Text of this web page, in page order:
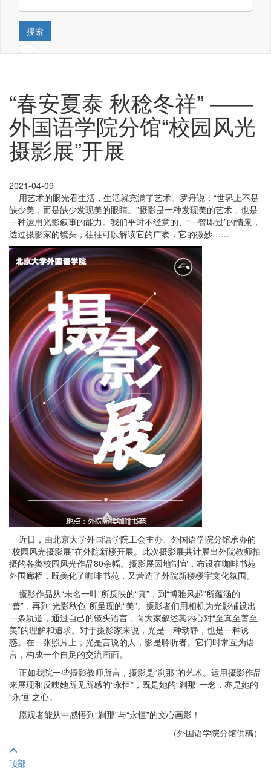
搜索
“春安夏泰 秋稔冬祥” ——
外国语学院分馆“校园风光
摄影展”开展
2021-04-09
用艺术的眼光看生活，生活就充满了艺术。罗丹说：“世界上不是
缺少美，而是缺少发现美的眼睛。”摄影是一种发现美的艺术，也是
一种运用光影叙事的能力。我们平时不经意的、“一瞥即过”的情景，
透过摄影家的镜头，往往可以解读它的广袤，它的微妙……
近日，由北京大学外国语学院工会主办、外国语学院分馆承办的
“校园风光摄影展”在外院新楼开展。此次摄影展共计展出外院教师拍
摄的各类校园风光作品80余幅。摄影展因地制宜，布设在咖啡书苑
外围廊桥，既美化了咖啡书苑，又营造了外院新楼楼宇文化氛围。
摄影作品从“未名一叶”所反映的“真”，到“博雅风起”所蕴涵的
“善”，再到“光影秋色”所呈现的“美”。摄影者们用相机为光影铺设出
一条轨道，通过自己的镜头语言，向大家叙述其内心对“至真至善至
美”的理解和追求。对于摄影家来说，光是一种动静，也是一种诱
惑。在一张照片上，光是言说的人，影是聆听者。它们时常互为语
言，构成一个自足的交流画面。
正如我院一些摄影教师所言，摄影是“刹那”的艺术。运用摄影作品
来展现和反映她所见所感的“永恒”，既是她的“刹那”一念，亦是她的
“永恒”之心。
愿观者能从中感悟到“刹那”与“永恒”的文心画影！
（外国语学院分馆供稿）
顶部